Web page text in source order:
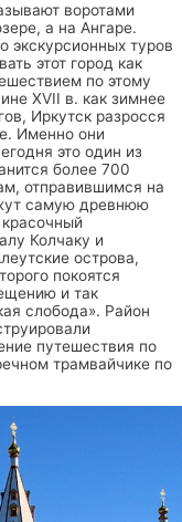
воротами
а на Ангаре.
экскурсионных туров
этот город как
по этому
XVII в. как зимнее
Иркутск разросся
Именно они
это один из
более 700
отправившимся на
самую древнюю
Колчаку и
острова,
покоятся
и так
слобода». Район
путешествия по
трамвайчике по